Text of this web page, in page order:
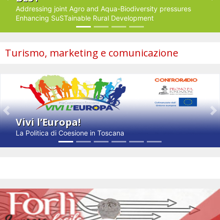
Addressing joint Agro and Aqua-Biodiversity pressures
Enhancing SuSTainable Rural Development
Turismo, marketing e comunicazione
Vivi l’Europa!
La Politica di Coesione in Toscana
Previous